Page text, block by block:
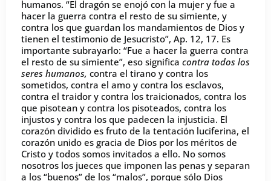
humanos. “El dragón se enojó con la mujer y fue a
hacer la guerra contra el resto de su simiente, y
contra los que guardan los mandamientos de Dios y
tienen el testimonio de Jesucristo”, Ap. 12, 17. Es
importante subrayarlo: “Fue a hacer la guerra contra
el resto de su simiente”, eso significa contra todos los
seres humanos, contra el tirano y contra los
sometidos, contra el amo y contra los esclavos,
contra el traidor y contra los traicionados, contra los
que pisotean y contra los pisoteados, contra los
injustos y contra los que padecen la injusticia. El
corazón dividido es fruto de la tentación luciferina, el
corazón unido es gracia de Dios por los méritos de
Cristo y todos somos invitados a ello. No somos
nosotros los jueces que imponen las penas y separan
a los “buenos” de los “malos”, porque sólo Dios